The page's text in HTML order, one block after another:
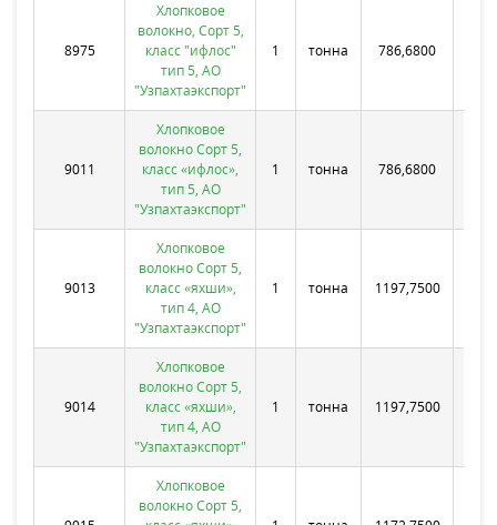
8975
Хлопковое
волокно, Сорт 5,
класс "ифлос"
тип 5, АО
"Узпахтаэкспорт"
1 тонна 786,6800
9011
Хлопковое
волокно Сорт 5,
класс «ифлос»,
тип 5, АО
"Узпахтаэкспорт"
1 тонна 786,6800
9013
Хлопковое
волокно Сорт 5,
класс «яхши»,
тип 4, АО
"Узпахтаэкспорт"
1 тонна 1197,7500
9014
Хлопковое
волокно Сорт 5,
класс «яхши»,
тип 4, АО
"Узпахтаэкспорт"
1 тонна 1197,7500
Хлопковое
волокно Сорт 5,